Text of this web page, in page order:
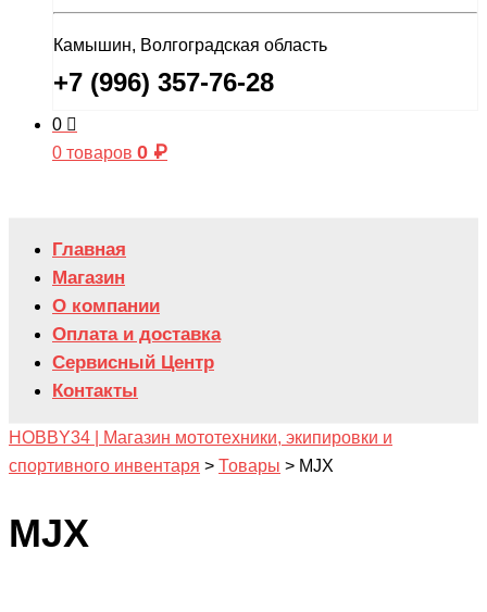
Камышин, Волгоградская область
+7 (996) 357-76-28
0
0 товаров 0 ₽
Главная
Магазин
О компании
Оплата и доставка
Сервисный Центр
Контакты
HOBBY34 | Магазин мототехники, экипировки и
спортивного инвентаря > Товары > MJX
MJX